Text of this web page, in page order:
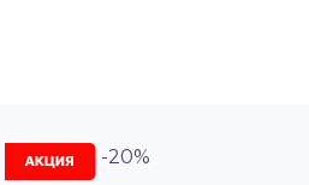
-20%